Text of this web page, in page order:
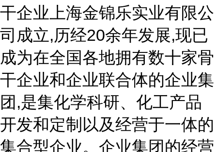
干企业上海金锦乐实业有限公
司成立,历经20余年发展,现已
成为在全国各地拥有数十家骨
干企业和企业联合体的企业集
团,是集化学科研、化工产品
开发和定制以及经营于一体的
集合型企业。企业集团的经营